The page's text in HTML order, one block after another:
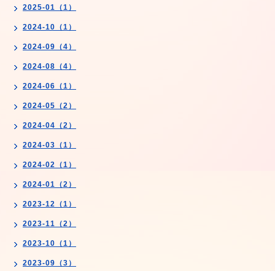
2025-01（1）
2024-10（1）
2024-09（4）
2024-08（4）
2024-06（1）
2024-05（2）
2024-04（2）
2024-03（1）
2024-02（1）
2024-01（2）
2023-12（1）
2023-11（2）
2023-10（1）
2023-09（3）